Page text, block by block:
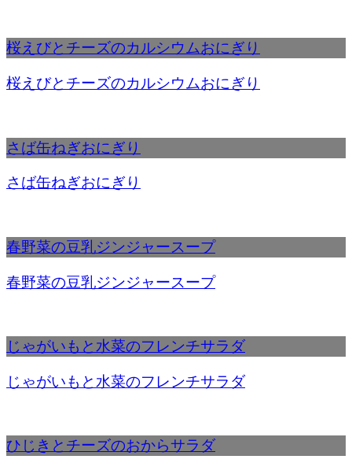
桜えびとチーズのカルシウムおにぎり
桜えびとチーズのカルシウムおにぎり
さば缶ねぎおにぎり
さば缶ねぎおにぎり
春野菜の豆乳ジンジャースープ
春野菜の豆乳ジンジャースープ
じゃがいもと水菜のフレンチサラダ
じゃがいもと水菜のフレンチサラダ
ひじきとチーズのおからサラダ